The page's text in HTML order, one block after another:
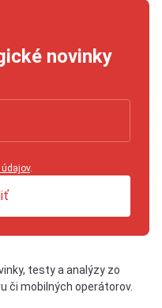
novinky
.
testy a analýzy zo
či mobilných operátorov.